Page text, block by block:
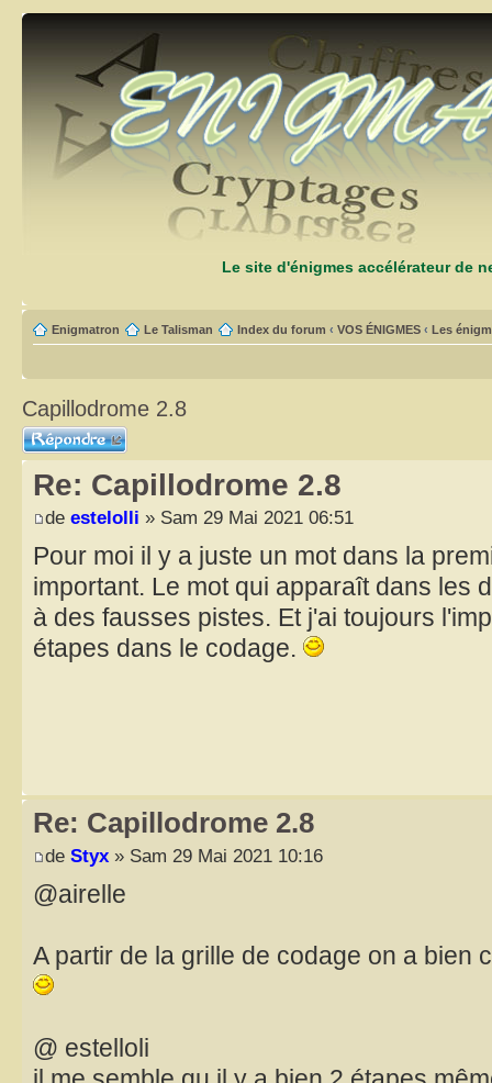
Le site d'énigmes accélérateur de
Enigmatron Le Talisman Index du forum ‹ VOS ÉNIGMES ‹ Les
Capillodrome 2.8
Répondre
Re: Capillodrome 2.8
de estelolli » Sam 29 Mai 2021 06:51
Pour moi il y a juste un mot dans la
important. Le mot qui apparaît dans les
à des fausses pistes. Et j'ai toujours
étapes dans le codage.
Re: Capillodrome 2.8
de Styx » Sam 29 Mai 2021 10:16
@airelle
A partir de la grille de codage on a bien
@ estelloli